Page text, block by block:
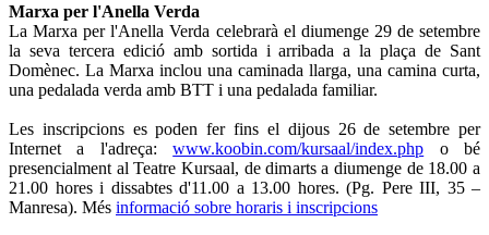
Marxa per l'Anella Verda
La Marxa per l'Anella Verda celebrarà el diumenge 29 de setembre
la seva tercera edició amb sortida i arribada a la plaça de Sant
Domènec. La Marxa inclou una caminada llarga, una camina curta,
una pedalada verda amb BTT i una pedalada familiar.
Les inscripcions es poden fer fins el dijous 26 de setembre per
Internet a l'adreça:www.koobin.com/kursaal/index.php o bé
presencialment al Teatre Kursaal, de dimarts a diumenge de 18.00 a
21.00 hores i dissabtes d'11.00 a 13.00 hores. (Pg. Pere III, 35 –
Manresa). Més informació sobre horaris i inscripcions